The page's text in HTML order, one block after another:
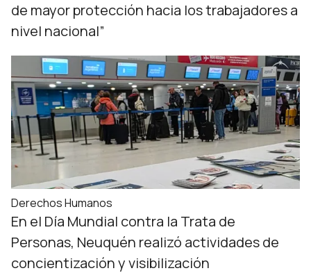
de mayor protección hacia los trabajadores a
nivel nacional”
Derechos Humanos
En el Día Mundial contra la Trata de
Personas, Neuquén realizó actividades de
concientización y visibilización